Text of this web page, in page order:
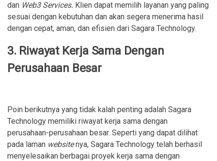
dan Web3 Services. Klien dapat memilih layanan yang paling
sesuai dengan kebutuhan dan akan segera menerima hasil
dengan cepat, aman, dan efisien dari Sagara Technology.
3. Riwayat Kerja Sama Dengan
Perusahaan Besar
Poin berikutnya yang tidak kalah penting adalah Sagara
Technology memiliki riwayat kerja sama dengan
perusahaan-perusahaan besar. Seperti yang dapat dilihat
pada laman websitenya, Sagara Technology telah berhasil
menyelesaikan berbagai proyek kerja sama dengan